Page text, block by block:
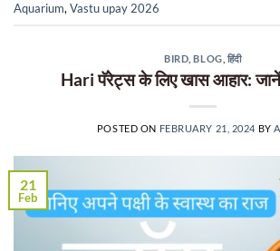
Aquarium,Vastu upay 2026
BIRD ,BLOG हिंदी
Hari पॅरेट्स के लिए खास आहार:
POSTED ON FEBRUARY 21, 2024 BY
21
Feb